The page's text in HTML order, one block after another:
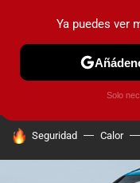
PRUEBAS COCHES
HOY SE HABLA DE
Seguridad Calor
Ya puedes ver
Solo